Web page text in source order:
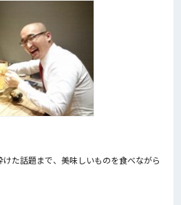
た話題まで、美味しいものを食べながら